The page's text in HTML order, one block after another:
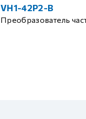
VH1-42P2-B
Преобразователь